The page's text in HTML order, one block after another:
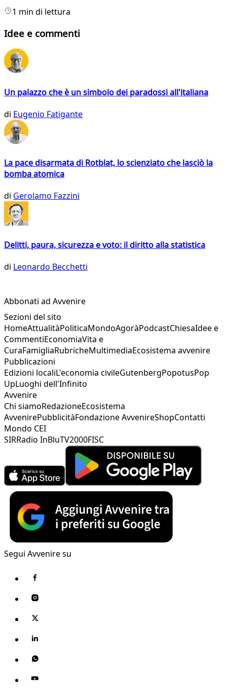
1 min di lettura
Idee e commenti
Un palazzo che è un simbolo dei paradossi all'italiana
di Eugenio Fatigante
La pace disarmata di Rotblat, lo scienziato che lasciò la
bomba atomica
di Gerolamo Fazzini
Delitti, paura, sicurezza e voto: il diritto alla statistica
di Leonardo Becchetti
Abbonati ad Avvenire
Sezioni del sito
HomeAttualitàPoliticaMondoAgoràPodcastChiesaIdee e
CommentiEconomiaVita e
CuraFamigliaRubricheMultimediaEcosistema avvenire
Pubblicazioni
Edizioni localiL'economia civileGutenbergPopotusPop
UpLuoghi dell'Infinito
Avvenire
Chi siamoRedazioneEcosistema
AvvenirePubblicitàFondazione AvvenireShopContatti
Mondo CEI
SIRRadio InBluTV2000FISC
Segui Avvenire su